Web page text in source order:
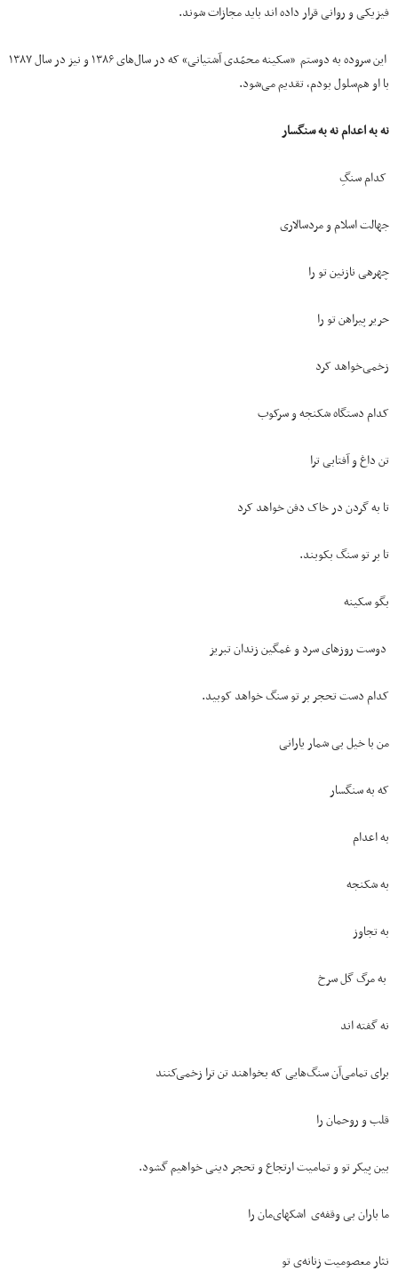
فیزیکی و روانی قرار داده اند باید مجازات شوند.
این سروده به دوستم «سکینه محمّدی آشتیانی» که در سال‌های ۱۳۸۶ و نیز در سال ۱۳۸۷
با او هم‌سلول بودم، تقدیم می‌شود.
نه به اعدام نه به سنگسار
کدام سنگِ
جهالت اسلام و مردسالاری
چهرهی نازنین تو را
حریر پیراهن تو را
زخمی‌خواهد کرد
کدام دستگاه شکنجه و سرکوب
تن داغ و آفتابی ترا
تا به گردن در خاک دفن خواهد کرد
تا بر تو سنگ بکوبند.
بگو سکینه
دوست روزهای سرد و غمگین زندان تبریز
کدام دست تحجر بر تو سنگ خواهد کوبید.
من با خیل بی شمار یارانی
که به سنگسار
به اعدام
به شکنجه
به تجاوز
به مرگ گل سرخ
نه گفته اند
برای تمامی‌آن سنگ‌هایی که بخواهند تن ترا زخمی‌کنند
قلب و روحمان را
بین پیکر تو و تمامیت ارتجاع و تحجر دینی خواهیم گشود.
ما باران بی وقفه‌ی اشکهای‌مان را
نثار معصومیت زنانه‌ی تو